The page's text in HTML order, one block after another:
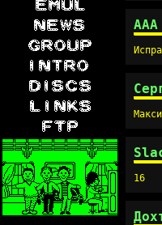
AAA
16